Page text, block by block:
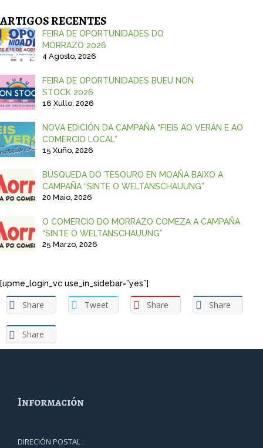
ARTIGOS RECENTES
FEIRA DE OPORTUNIDADES DO
MORRAZO 2026
4 Agosto, 2026
FEIRA DE OPORTUNIDADES BUEU NON
STOCK 2026
16 Xullo, 2026
NOVA EDICIÓN DA CAMPAÑA “FIEIS AO VERÁN E AO
COMERCIO LOCAL”
15 Xuño, 2026
BÚSQUEDA DO TESOURO EN MOAÑA BAIXO A
CAMPAÑA “SINTE O WELTANSCHAUUNG”
20 Maio, 2026
O COMERCIO DO MORRAZO COMEZA A CAMPAÑA
“SINTE O WELTANSCHAUUNG”
25 Marzo, 2026
[upme_login_vc use_in_sidebar=”yes”]
Share Tweet Share Share
Share
Información
DIRECIÓN POSTAL :